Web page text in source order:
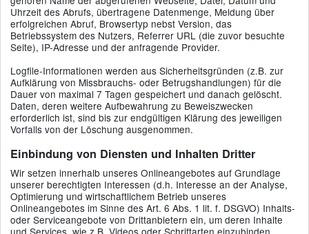
Uhrzeit des Abrufs, übertragene Datenmenge, Meldung über
erfolgreichen Abruf, Browsertyp nebst Version, das
Betriebssystem des Nutzers, Referrer URL (die zuvor besuchte
Seite), IP-Adresse und der anfragende Provider.
Logfile-Informationen werden aus Sicherheitsgründen (z.B. zur
Aufklärung von Missbrauchs- oder Betrugshandlungen) für die
Dauer von maximal 7 Tagen gespeichert und danach gelöscht.
Daten, deren weitere Aufbewahrung zu Beweiszwecken
erforderlich ist, sind bis zur endgültigen Klärung des jeweiligen
Vorfalls von der Löschung ausgenommen.
Einbindung von Diensten und Inhalten Dritter
Wir setzen innerhalb unseres Onlineangebotes auf Grundlage
unserer berechtigten Interessen (d.h. Interesse an der Analyse,
Optimierung und wirtschaftlichem Betrieb unseres
Onlineangebotes im Sinne des Art. 6 Abs. 1 lit. f. DSGVO) Inhalts-
oder Serviceangebote von Drittanbietern ein, um deren Inhalte